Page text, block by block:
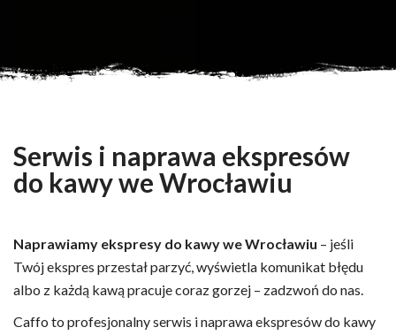
Serwis i naprawa ekspresów
do kawy we Wrocławiu
Naprawiamy ekspresy do kawy we Wrocławiu – jeśli
Twój ekspres przestał parzyć, wyświetla komunikat błędu
albo z każdą kawą pracuje coraz gorzej – zadzwoń do nas.
Caffo to profesjonalny serwis i naprawa ekspresów do kawy